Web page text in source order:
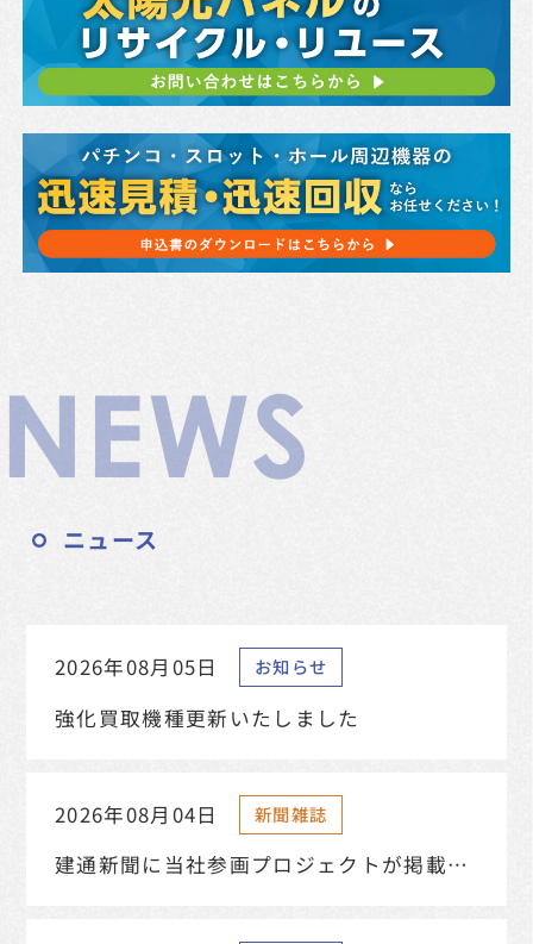
NEWS
ニュース
2026年08月05日 お知らせ
強化買取機種更新いたしました
2026年08月04日 新聞雑誌
建通新聞に当社参画プロジェクトが掲載さ